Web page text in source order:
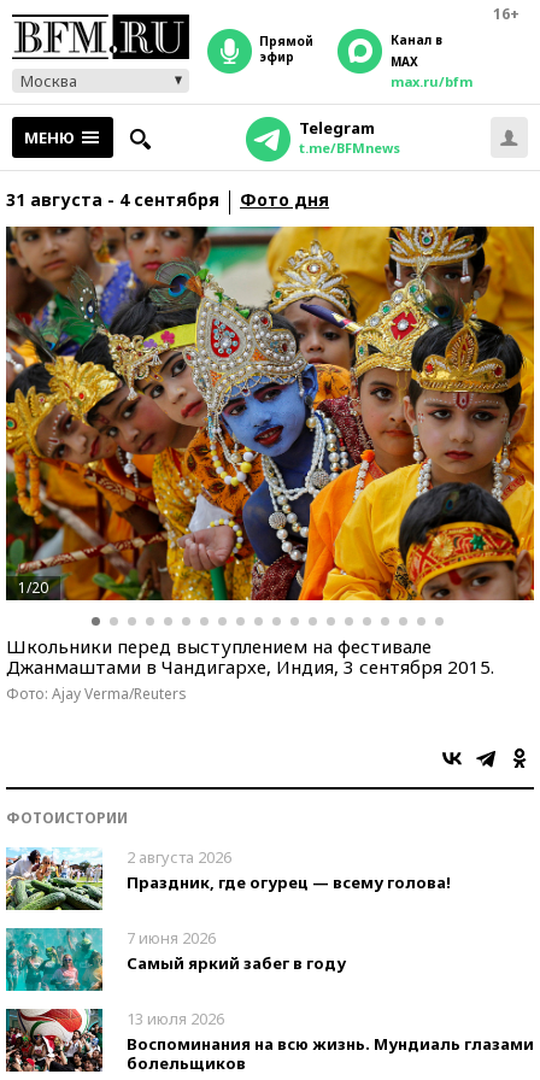
16+
Москва
прямой
эфир
Канал в
MAX
max.ru/bfm
МЕНЮ Telegram
t.me/BFMnews
31 августа - 4 сентября Фото дня
1/20
Школьники перед выступлением на фестивале
Джанмаштами в Чандигархе, Индия, 3 сентября 2015.
Фото: Ajay Verma/Reuters
ФОТОИСТОРИИ
2 августа 2026
Праздник, где огурец — всему голова!
7 июня 2026
Самый яркий забег в году
13 июля 2026
Воспоминания на всю жизнь. Мундиаль глазами
болельщиков